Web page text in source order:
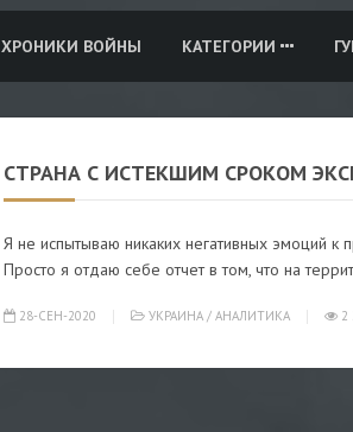
ХРОНИКИ ВОЙНЫ КАТЕГОРИИ
СТРАНА С ИСТЕКШИМ СРОКОМ
Я не испытываю никаких негативных эмоций к
Просто я отдаю себе отчет в том, что на
28-СЕН-2020 УКРАИНА / АНАЛИТИКА 2